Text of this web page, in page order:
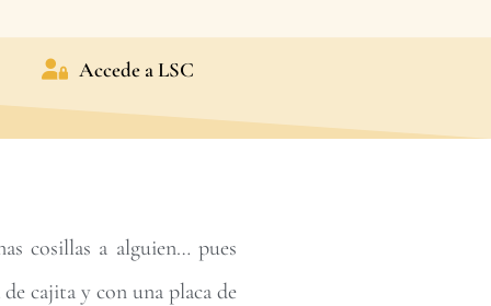
Accede a LSC
cosillas a alguien… pues
cajita y con una placa de